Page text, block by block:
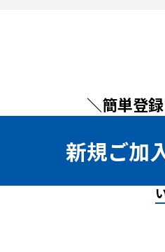
＼簡単登
新規ご加